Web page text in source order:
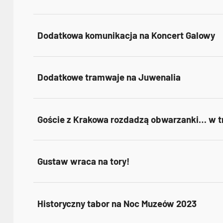
Dodatkowa komunikacja na Koncert Galowy
Dodatkowe tramwaje na Juwenalia
Goście z Krakowa rozdadzą obwarzanki… w
Gustaw wraca na tory!
Historyczny tabor na Noc Muzeów 2023